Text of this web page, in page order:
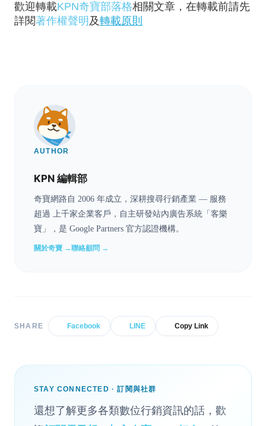
歡迎轉載KPN奇寶部落格相關文章，在轉載前請先
詳閱著作權聲明 及轉載原則
AUTHOR
KPN 編輯部
奇寶網路自 2006 年成立，深耕搜尋行銷產業 — 服務
超過 上千家企業客戶，自主研發站內廣告系統「客樂
寶」，是 Google Partners 官方認證機構。
關於奇寶 →聯絡顧問 →
SHARE Facebook LINE Copy Link
STAY CONNECTED · 訂閱與社群
還想了解更多各類數位行銷資訊的話，歡